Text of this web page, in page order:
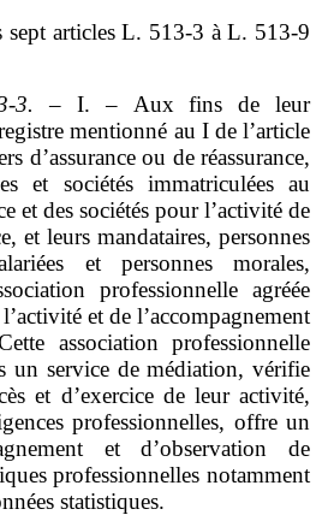
sept articles L. 513‑3 à L. 513‑9
‑3.
– I. – Aux fins de leur
mentionné au I de l’article
d’assurance ou de réassurance,
et sociétés immatriculées au
et des sociétés pour l’activité de
et leurs mandataires, personnes
et personnes morales,
professionnelle agréée
et de l’accompagnement
association professionnelle
un service de médiation, vérifie
et d’exercice de leur activité,
professionnelles, offre un
et d’observation de
professionnelles notamment
statistiques.